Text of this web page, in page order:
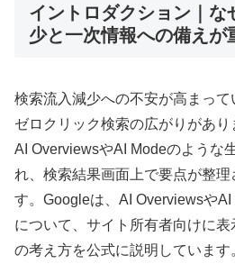
イントロダクション｜な
少と一次情報への備えが
検索流入減少への不安が高まって
ゼロクリック検索の広がりがあ
AI OverviewsやAI Modeのような
れ、検索結果画面上で要点が整理
す。Googleは、AI Overviewsや
について、サイト所有者向けに
の考え方を公式に説明しています